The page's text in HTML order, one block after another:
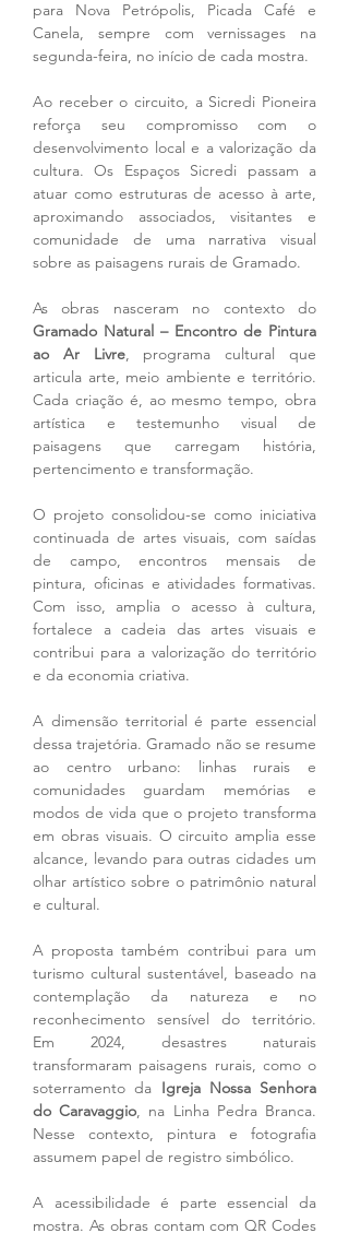
para Nova Petrópolis, Picada Café e
Canela, sempre com vernissages na
segunda-feira, no início de cada mostra.
Ao receber o circuito, a Sicredi Pioneira
reforça seu compromisso com o
desenvolvimento local e a valorização da
cultura. Os Espaços Sicredi passam a
atuar como estruturas de acesso à arte,
aproximando associados, visitantes e
comunidade de uma narrativa visual
sobre as paisagens rurais de Gramado.
Gramado Natural – Encontro de Pintura
ao Ar Livre, programa cultural que
articula arte, meio ambiente e território.
Cada criação é, ao mesmo tempo, obra
artística e testemunho visual de
paisagens que carregam história,
pertencimento e transformação.
O projeto consolidou-se como iniciativa
continuada de artes visuais, com saídas
de campo, encontros mensais de
pintura, oficinas e atividades formativas.
Com isso, amplia o acesso à cultura,
fortalece a cadeia das artes visuais e
contribui para a valorização do território
e da economia criativa.
A dimensão territorial é parte essencial
dessa trajetória. Gramado não se resume
ao centro urbano: linhas rurais e
comunidades guardam memórias e
modos de vida que o projeto transforma
em obras visuais. O circuito amplia esse
alcance, levando para outras cidades um
olhar artístico sobre o patrimônio natural
e cultural.
A proposta também contribui para um
turismo cultural sustentável, baseado na
contemplação da natureza e no
reconhecimento sensível do território.
Em 2024, desastres naturais
transformaram paisagens rurais, como o
soterramento da Igreja Nossa Senhora
do Caravaggio, na Linha Pedra Branca.
Nesse contexto, pintura e fotografia
assumem papel de registro simbólico.
A acessibilidade é parte essencial da
mostra. As obras contam com QR Codes